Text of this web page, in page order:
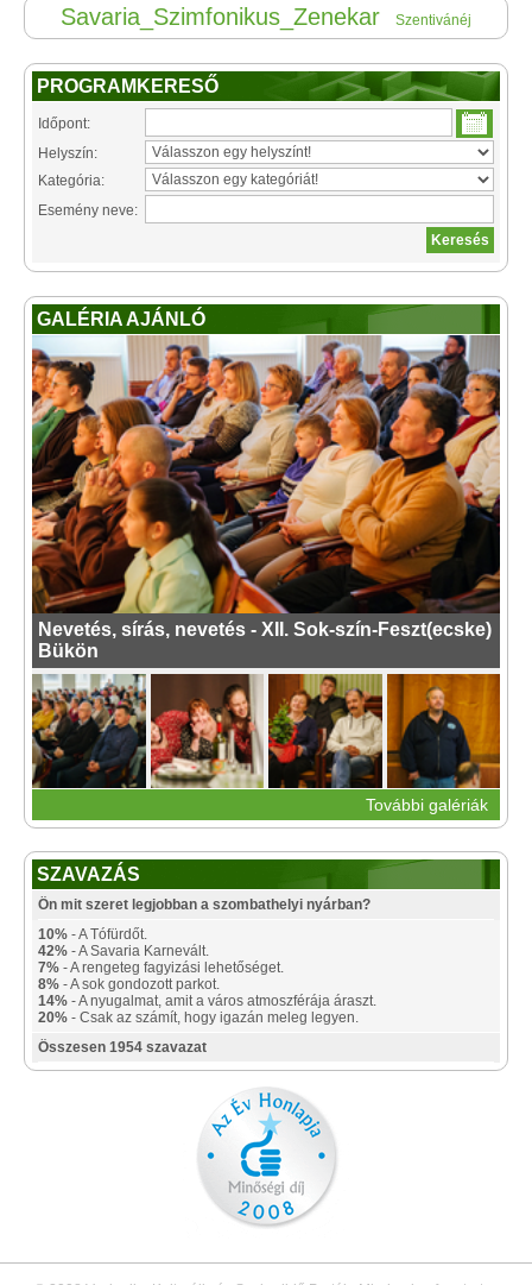
Savaria_Szimfonikus_Zenekar Szentivánéj
PROGRAMKERESŐ
Időpont:
Helyszín:
Kategória:
Esemény neve:
GALÉRIA AJÁNLÓ
Nevetés, sírás, nevetés - XII. Sok-szín-Feszt(ecske)
Bükön
További galériák
SZAVAZÁS
Ön mit szeret legjobban a szombathelyi nyárban?
10% - A Tófürdőt.
42% - A Savaria Karnevált.
7% - A rengeteg fagyizási lehetőséget.
8% - A sok gondozott parkot.
14% - A nyugalmat, amit a város atmoszférája áraszt.
20% - Csak az számít, hogy igazán meleg legyen.
Összesen 1954 szavazat